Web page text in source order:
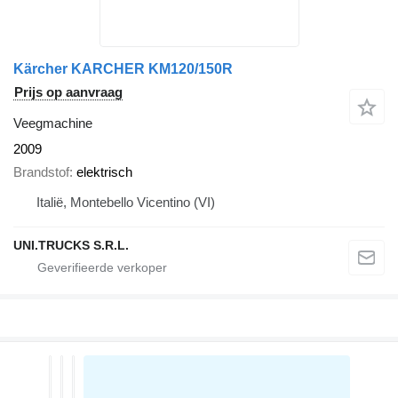
Kärcher KARCHER KM120/150R
Prijs op aanvraag
Veegmachine
2009
Brandstof elektrisch
Italië, Montebello Vicentino (VI)
UNI.TRUCKS S.R.L.